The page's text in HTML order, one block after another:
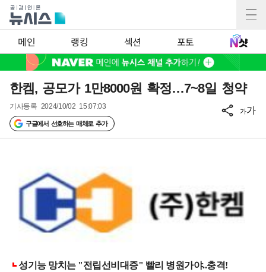
메인 랭킹 섹션 포토
한켐, 공모가 1만8000원 확정…7~8일 청약
기사등록 2024/10/02 15:07:03
구글에서 선호하는 매체로 추가
가가